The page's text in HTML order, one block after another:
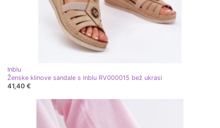
Inblu
Ženske klinove sandale s inblu RV000015 bež ukrasi
41,40 €